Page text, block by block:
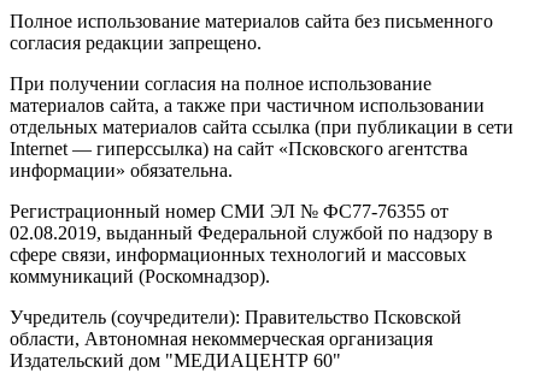
Полное использование материалов сайта без письменного
согласия редакции запрещено.
При получении согласия на полное использование
материалов сайта, а также при частичном использовании
отдельных материалов сайта ссылка (при публикации в сети
Internet — гиперссылка) на сайт «Псковского агентства
информации» обязательна.
Регистрационный номер СМИ ЭЛ № ФС77-76355 от
02.08.2019, выданный Федеральной службой по надзору в
сфере связи, информационных технологий и массовых
коммуникаций (Роскомнадзор).
Учредитель (соучредители): Правительство Псковской
области, Автономная некоммерческая организация
Издательский дом "МЕДИАЦЕНТР 60"